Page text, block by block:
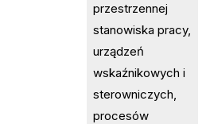
przestrzennej
stanowiska pracy,
urządzeń
wskaźnikowych i
sterowniczych,
procesów